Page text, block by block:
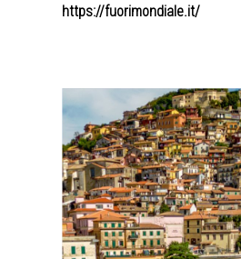
https://fuorimondiale.it/